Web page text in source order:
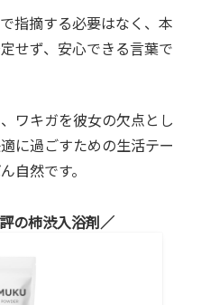
指摘する必要はなく、本
せず、安心できる言葉で
ワキガを彼女の欠点とし
に過ごすための生活テー
自然です。
の柿渋入浴剤